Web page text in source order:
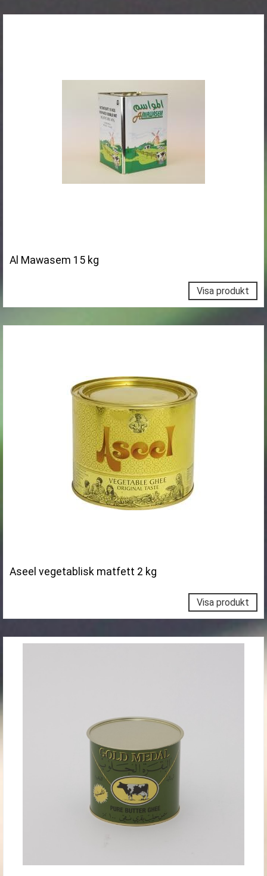
Al Mawasem 15 kg
Visa produkt
Aseel vegetablisk matfett 2 kg
Visa produkt